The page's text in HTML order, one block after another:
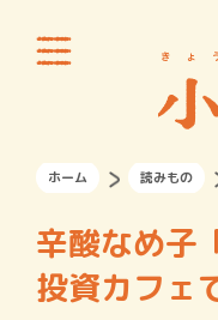
ホーム 読みもの
辛酸なめ子
投資カフェ